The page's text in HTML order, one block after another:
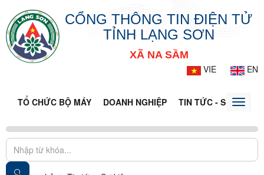
CỔNG THÔNG TIN ĐIỆN TỬ
TỈNH LẠNG SƠN
XÃ NA SẦM
VIE
EN
TỔ CHỨC BỘ MÁY DOANH NGHIỆP TIN TỨC - SỰ KIỆNToggle